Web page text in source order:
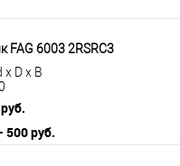
FAG 6003 2RSRC3
D x B
500 руб.